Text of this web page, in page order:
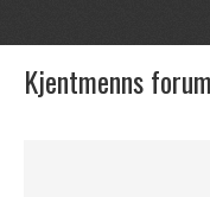
Kjentmenns